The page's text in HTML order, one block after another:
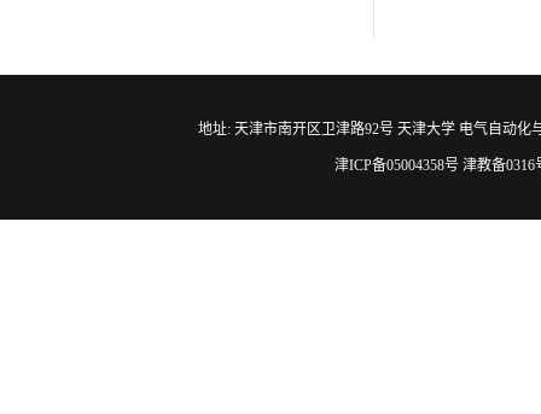
地址: 天津市南开区卫津路92号 天津大学 电气自动化
津ICP备05004358号 津教备